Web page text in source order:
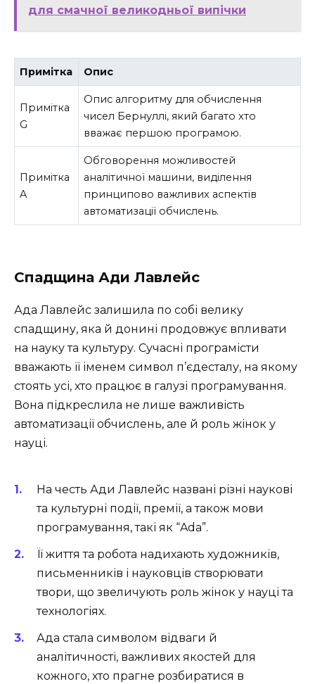
для смачної великодньої випічки
Примітка Опис
Примітка
G
Опис алгоритму для обчислення
чисел Бернуллі, який багато хто
вважає першою програмою.
Примітка
A
Обговорення можливостей
аналітичної машини, виділення
принципово важливих аспектів
автоматизації обчислень.
Спадщина Ади Лавлейс
Ада Лавлейс залишила по собі велику
спадщину, яка й донині продовжує впливати
на науку та культуру. Сучасні програмісти
вважають її іменем символ п’єдесталу, на якому
стоять усі, хто працює в галузі програмування.
Вона підкреслила не лише важливість
автоматизації обчислень, але й роль жінок у
науці.
На честь Ади Лавлейс названі різні наукові
та культурні події, премії, а також мови
програмування, такі як “Ada”.
Її життя та робота надихають художників,
письменників і науковців створювати
твори, що звеличують роль жінок у науці та
технологіях.
Ада стала символом відваги й
аналітичності, важливих якостей для
кожного, хто прагне розбиратися в